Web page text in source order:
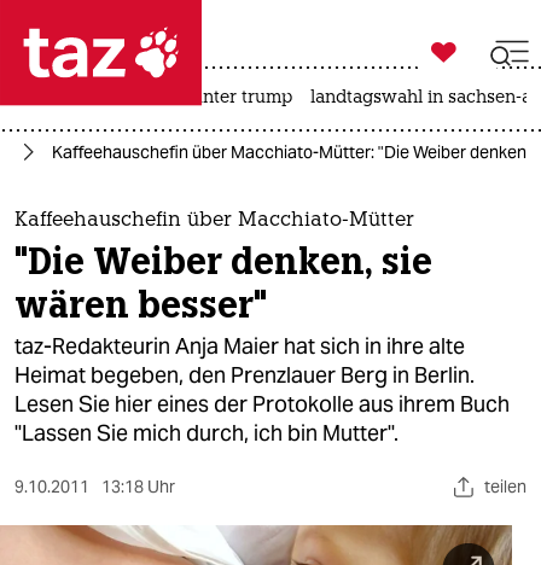
 taz zahl ich
taz zahl ich
themen
politik
öko
gesellschaft
kultur
sport
berlin

taz zahl ich
usa unter trump landtagswahl in sachsen-
Kaffeehauschefin über Macchiato-Mütter: "Die Weiber denken,
Kaffeehauschefin über Macchiato-Mütter
"Die Weiber denken, sie
wären besser"
taz-Redakteurin Anja Maier hat sich in ihre alte
Heimat begeben, den Prenzlauer Berg in Berlin.
Lesen Sie hier eines der Protokolle aus ihrem Buch
"Lassen Sie mich durch, ich bin Mutter".
9.10.2011 13:18 Uhr teilen